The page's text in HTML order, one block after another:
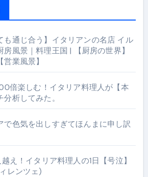
も通じ合う】イタリアンの名店 イル
風景｜料理王国 | 【厨房の世界】
営業風景】
倍楽しむ！イタリア料理人が【本
析してみた。
で色気を出しすぎてほんまに申し訳
え！イタリア料理人の1日【号泣】
レンツェ)